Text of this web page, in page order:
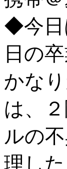
◆今
日の
かな
は、
ルの
理し